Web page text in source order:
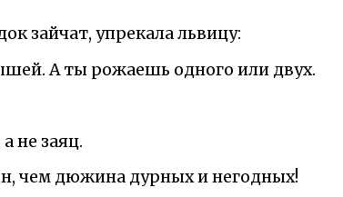
зайчат, упрекала львицу:
А ты рожаешь одного или двух.
не заяц.
чем дюжина дурных и негодных!